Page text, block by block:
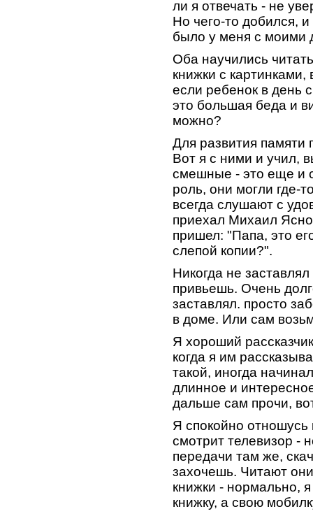
ли я отвечать - не
Но чего-то добился, и
было у меня с моими
Оба научились
книжки с
если ребенок в день
это большая беда и
можно?
Для развития памяти
Вот я с ними и учил,
смешные - это еще и
роль, они могли где-
всегда слушают с
приехал Михаил
пришел: "Папа, это
слепой копии?".
Никогда не
привьешь. Очень
заставлял. просто
в доме. Или сам
Я хороший
когда я им
такой, иногда
длинное и
дальше сам прочи,
Я спокойно
смотрит телевизор -
передачи там же,
захочешь. Читают
книжки - нормально,
книжку, а свою